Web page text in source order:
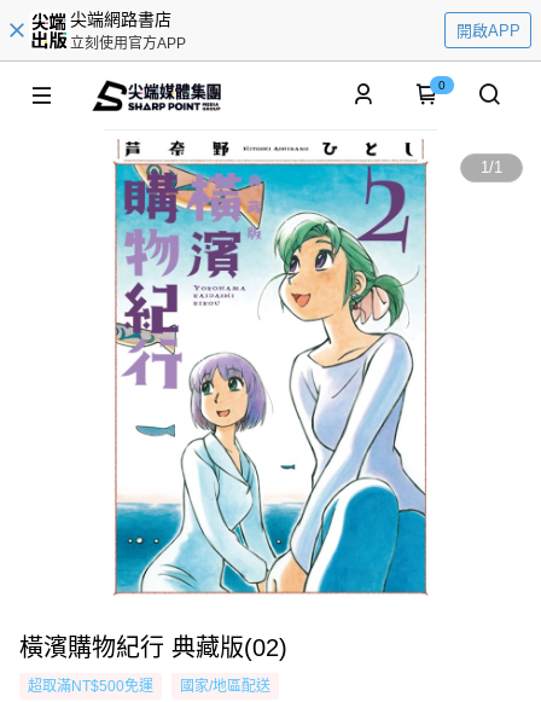
尖端網路書店
立刻使用官方APP
開啟APP
0
1/1
橫濱購物紀行 典藏版(02)
超取滿NT$500免運 國家/地區配送